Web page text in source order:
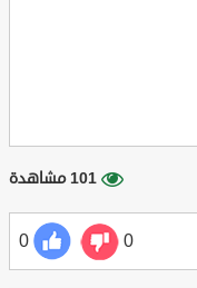
101 مشاهدة
0
0